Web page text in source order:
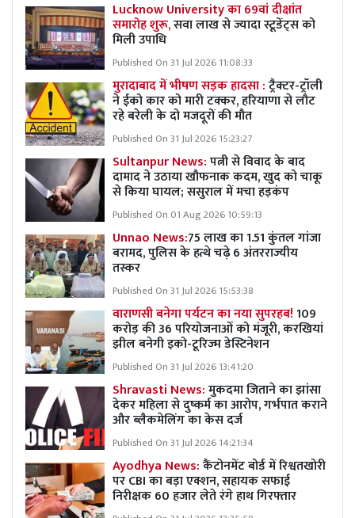
Lucknow University का 69वां दीक्षांत
समारोह शुरू,सवा लाख से ज्यादा स्टूडेंट्स को
मिली उपाधि
Published On 31 Jul 2026 11:08:33
मुरादाबाद में भीषण सड़क हादसा :ट्रैक्टर-ट्रॉली
ने ईको कार को मारी टक्कर, हरियाणा से लौट
रहे बरेली के दो मजदूरों की मौत
Published On 31 Jul 2026 15:23:27
Sultanpur News:पत्नी से विवाद के बाद
दामाद ने उठाया खौफनाक कदम, खुद को चाकू
से किया घायल; ससुराल में मचा हड़कंप
Published On 01 Aug 2026 10:59:13
Unnao News:75 लाख का 1.51 कुंतल गांजा
बरामद, पुलिस के हत्थे चढ़े 6 अंतरराज्यीय
तस्कर
Published On 31 Jul 2026 15:53:38
वाराणसी बनेगा पर्यटन का नया सुपरहब!109
करोड़ की 36 परियोजनाओं को मंजूरी, करखियां
झील बनेगी इको-टूरिज्म डेस्टिनेशन
Published On 31 Jul 2026 13:41:20
Shravasti News:मुकदमा जिताने का झांसा
देकर महिला से दुष्कर्म का आरोप, गर्भपात कराने
और ब्लैकमेलिंग का केस दर्ज
Published On 31 Jul 2026 14:21:34
Ayodhya News:कैंटोनमेंट बोर्ड में रिश्वतखोरी
पर CBI का बड़ा एक्शन, सहायक सफाई
निरीक्षक 60 हजार लेते रंगे हाथ गिरफ्तार